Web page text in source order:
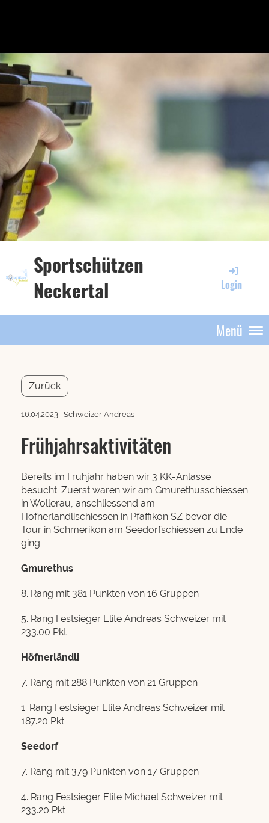
Sportschützen
Neckertal
Login
Menü
Zurück
16.04.2023 , Schweizer Andreas
Frühjahrsaktivitäten
Bereits im Frühjahr haben wir 3 KK-Anlässe
besucht. Zuerst waren wir am Gmurethusschiessen
in Wollerau, anschliessend am
Höfnerländlischiessen in Pfäffikon SZ bevor die
Tour in Schmerikon am Seedorfschiessen zu Ende
ging.
Gmurethus
8. Rang mit 381 Punkten von 16 Gruppen
5. Rang Festsieger Elite Andreas Schweizer mit
233.00 Pkt
Höfnerländli
7. Rang mit 288 Punkten von 21 Gruppen
1. Rang Festsieger Elite Andreas Schweizer mit
187.20 Pkt
Seedorf
7. Rang mit 379 Punkten von 17 Gruppen
4. Rang Festsieger Elite Michael Schweizer mit
233.20 Pkt